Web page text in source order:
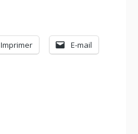
Imprimer E-mail